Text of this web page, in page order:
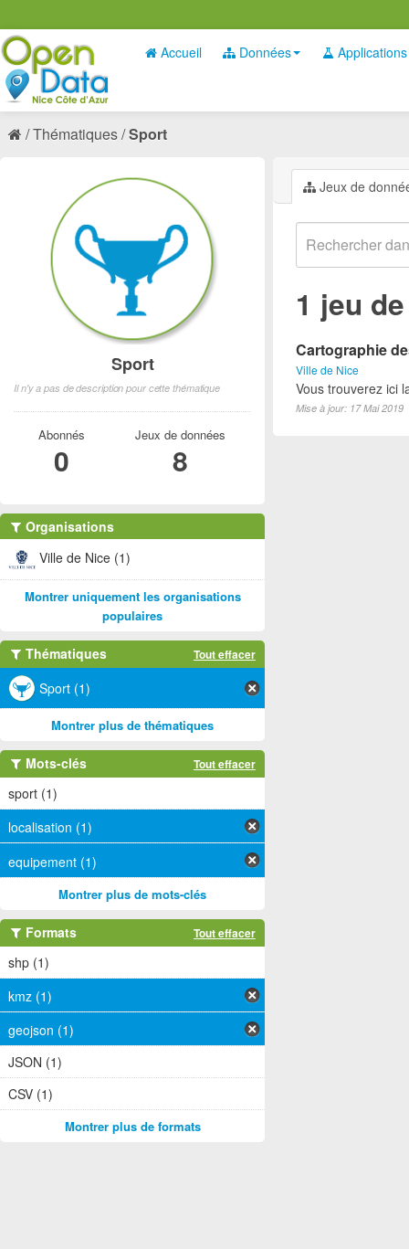
Accueil Données Applications
Thématiques Sport
Jeux de
1 jeu
Cartographie
Ville de Nice
Vous trouverez ici
Mise à jour: 17 Mai 2019
Sport
Il n'y a pas de description pour cette thématique
Abonnés
0
Jeux de données
8
Organisations
Ville de Nice (1)
Montrer uniquement les organisations
populaires
Thématiques Tout effacer
Sport (1)
Montrer plus de thématiques
Mots-clés Tout effacer
sport (1)
localisation (1)
equipement (1)
Montrer plus de mots-clés
Formats Tout effacer
shp (1)
kmz (1)
geojson (1)
JSON (1)
CSV (1)
Montrer plus de formats